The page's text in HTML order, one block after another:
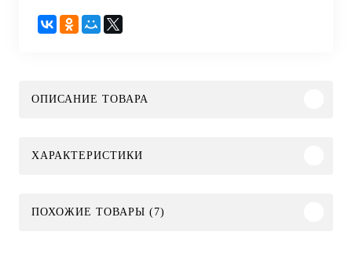
ОПИСАНИЕ ТОВАРА
ХАРАКТЕРИСТИКИ
ПОХОЖИЕ ТОВАРЫ (7)